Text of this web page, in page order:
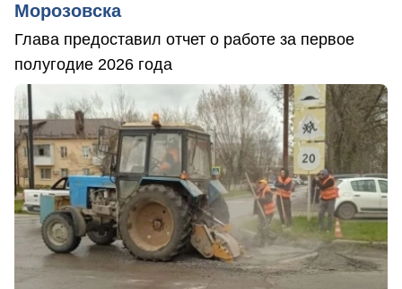
Морозовска
Глава предоставил отчет о работе за первое
полугодие 2026 года